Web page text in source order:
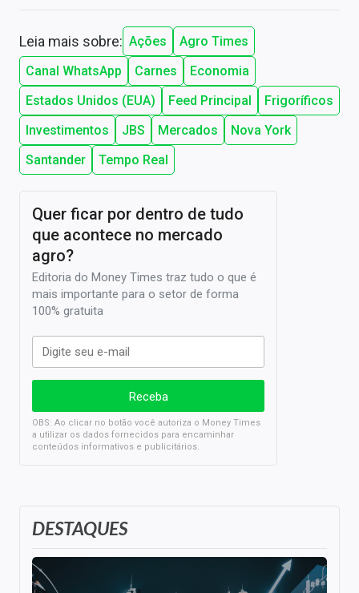
Leia mais sobre: Ações
Agro Times
Canal WhatsApp
Carnes
Economia
Estados Unidos (EUA)
Feed Principal
Frigoríficos
Investimentos
JBS Mercados
Nova York
Santander
Tempo Real
DESTAQUES
Quer ficar por dentro de tudo
que acontece no mercado
agro?
Editoria do Money Times traz tudo o que é
mais importante para o setor de forma
100% gratuita
OBS: Ao clicar no botão você autoriza o Money Times
a utilizar os dados fornecidos para encaminhar
conteúdos informativos e publicitários.